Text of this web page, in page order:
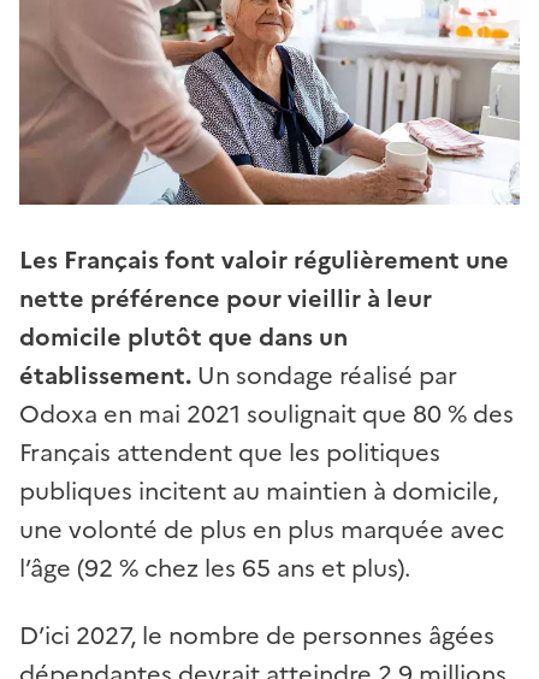
Les Français font valoir régulièrement une
nette préférence pour vieillir à leur
domicile plutôt que dans un
établissement. Un sondage réalisé par
Odoxa en mai 2021 soulignait que 80 % des
Français attendent que les politiques
publiques incitent au maintien à domicile,
une volonté de plus en plus marquée avec
l’âge (92 % chez les 65 ans et plus).
D’ici 2027, le nombre de personnes âgées